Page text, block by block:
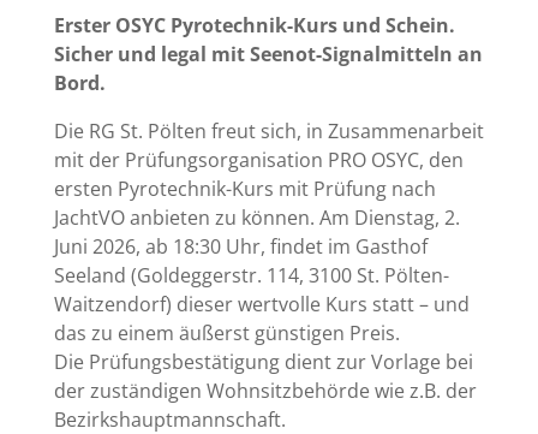
Erster OSYC Pyrotechnik-Kurs und Schein.
Sicher und legal mit Seenot-Signalmitteln an
Bord.
Die RG St. Pölten freut sich, in Zusammenarbeit
mit der Prüfungsorganisation PRO OSYC, den
ersten Pyrotechnik-Kurs mit Prüfung nach
JachtVO anbieten zu können. Am Dienstag, 2.
Juni 2026, ab 18:30 Uhr, findet im Gasthof
Seeland (Goldeggerstr. 114, 3100 St. Pölten-
Waitzendorf) dieser wertvolle Kurs statt – und
das zu einem äußerst günstigen Preis.
Die Prüfungsbestätigung dient zur Vorlage bei
der zuständigen Wohnsitzbehörde wie z.B. der
Bezirkshauptmannschaft.